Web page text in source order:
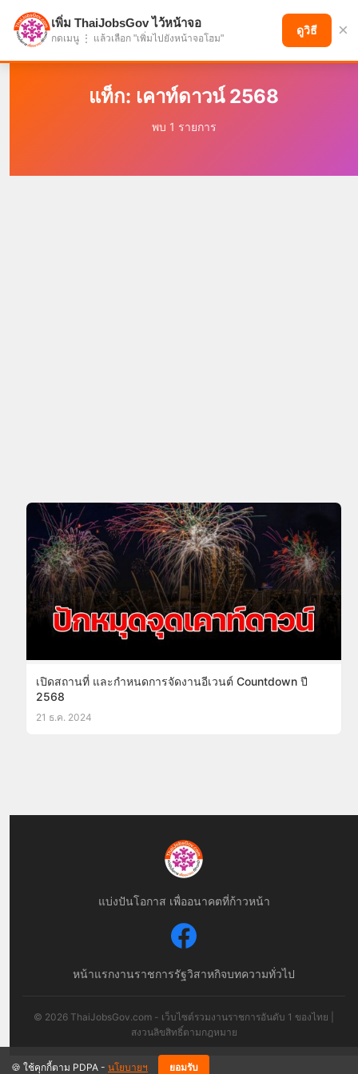
แบ่งปันโอกาส เพื่ออนาคตที่ก้าวหน้า
แท็ก: เคาท์ดาวน์ 2568
พบ 1 รายการ
เปิดสถานที่ และกำหนดการจัดงานอีเวนต์ Countdown ปี
2568
21 ธ.ค. 2024
แบ่งปันโอกาส เพื่ออนาคตที่ก้าวหน้า
หน้าแรกงานราชการรัฐวิสาหกิจบทความทั่วไป
© 2026 ThaiJobsGov.com - เว็บไซต์รวมงานราชการอันดับ 1 ของไทย |
สงวนลิขสิทธิ์ตามกฎหมาย
🍪 ใช้คุกกี้ตาม PDPA - นโยบายฯ ยอมรับ
เพิ่ม ThaiJobsGov ไว้หน้าจอ
กดเมนู ⋮ แล้วเลือก "เพิ่มไปยังหน้าจอโฮม"
ดูวิธี ×